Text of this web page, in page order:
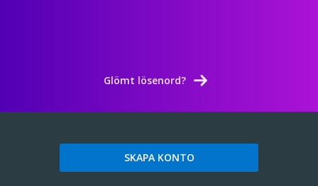
Glömt lösenord?
SKAPA KONTO